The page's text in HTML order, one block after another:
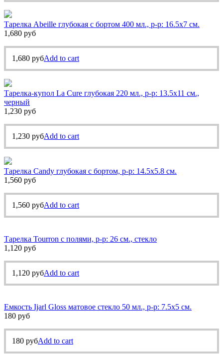
Тарелка Abeille глубокая с бортом 400 мл., р-р: 16.5х7 см.
1,680 руб
1,680 рубAdd to cart
Тарелка-купол La Cure глубокая 220 мл., р-р: 13.5х11 см.,
черный
1,230 руб
1,230 рубAdd to cart
Тарелка Candy глубокая с бортом, р-р: 14.5х5.8 см.
1,560 руб
1,560 рубAdd to cart
Тарелка Tourron с полями, р-р: 26 см., стекло
1,120 руб
1,120 рубAdd to cart
Емкость Ijarl Gloss матовое стекло 50 мл., р-р: 7.5х5 см.
180 руб
180 рубAdd to cart